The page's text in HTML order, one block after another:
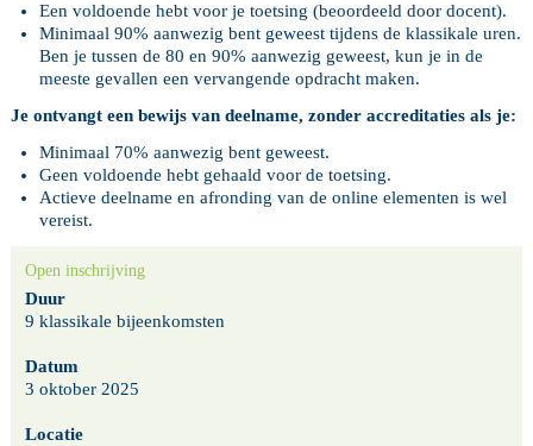
Een voldoende hebt voor je toetsing (beoordeeld door docent).
Minimaal 90% aanwezig bent geweest tijdens de klassikale uren.
Ben je tussen de 80 en 90% aanwezig geweest, kun je in de
meeste gevallen een vervangende opdracht maken.
Je ontvangt een bewijs van deelname, zonder accreditaties als je:
Minimaal 70% aanwezig bent geweest.
Geen voldoende hebt gehaald voor de toetsing.
Actieve deelname en afronding van de online elementen is wel
vereist.
Open inschrijving
Duur
9 klassikale bijeenkomsten
Datum
3 oktober 2025
Locatie